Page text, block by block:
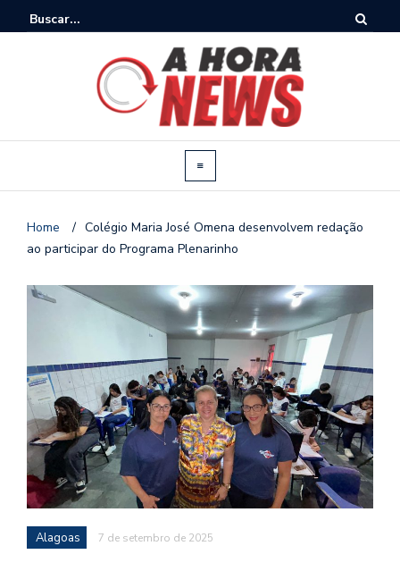
Home / Colégio Maria José Omena desenvolvem redação
ao participar do Programa Plenarinho
Alagoas 7 de setembro de 2025